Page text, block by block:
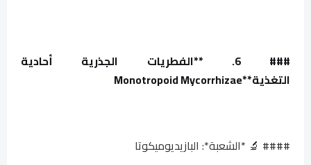
### 6. **الفطريات الجذرية أحادية
التغذية**Monotropoid Mycorrhizae
#### 🔬 *الشعبة*: البازيديوميكوتا